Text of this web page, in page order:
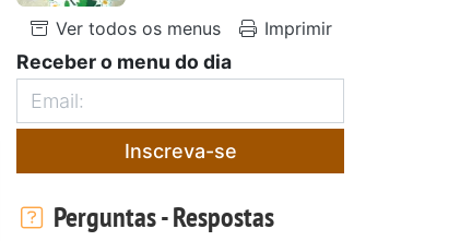
Ver todos os menus Imprimir
Receber o menu do dia
Inscreva-se
Perguntas - Respostas